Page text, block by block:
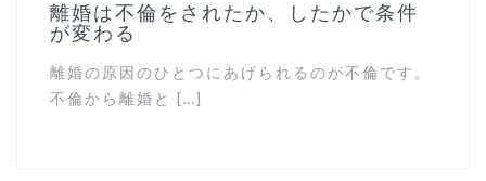
離婚は不倫をされたか、したかで条件
が変わる
離婚の原因のひとつにあげられるのが不倫です。
不倫から離婚と […]